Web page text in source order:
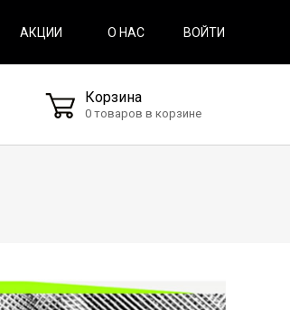
АКЦИИ О НАС ВОЙТИ
Корзина
0 товаров в корзине